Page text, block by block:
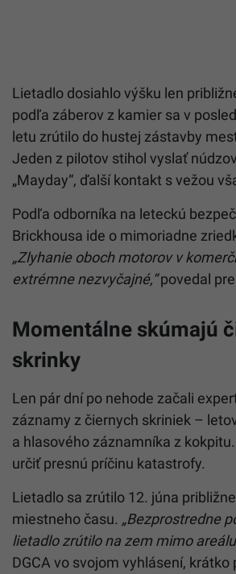
Lietadlo dosiahlo výšku len
podľa záberov z kamier sa v
letu zrútilo do hustej zástavby
Jeden z pilotov stihol vyslať
„Mayday“, ďalší kontakt s vežou
Podľa odborníka na leteckú
Brickhousa ide o mimoriadne
„Zlyhanie oboch motorov v
extrémne nezvyčajné,“povedal pre
Momentálne skúmajú
skrinky
Len pár dní po nehode začali
záznamy z čiernych skriniek –
a hlasového záznamníka z
určiť presnú príčinu katastrofy.
Lietadlo sa zrútilo 12. júna
miestneho času. „Bezprostredne
lietadlo zrútilo na zem mimo
DGCA vo svojom vyhlásení, krátko